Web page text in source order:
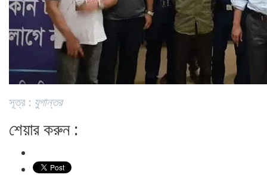
সূত্র : যুগান্তর
শেয়ার করুন :